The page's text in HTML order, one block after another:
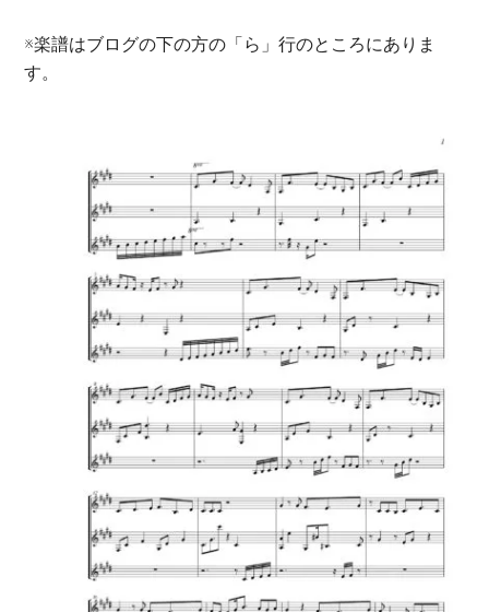
※楽譜はブログの下の方の「ら」行のところにありま
す。